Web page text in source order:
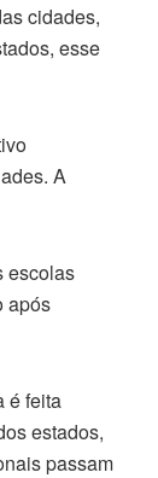
cidades,
esse
A
escolas
após
é feita
estados,
passam